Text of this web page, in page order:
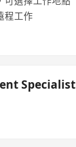
程工作
Specialist